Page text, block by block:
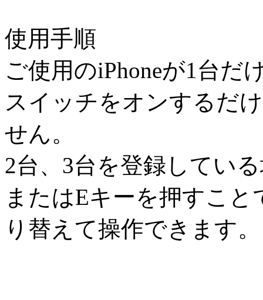
使用手順
ご使用のiPhoneが1台だ
スイッチをオンするだ
せん。
2台、3台を登録してい
またはEキーを押すこと
り替えて操作できます。